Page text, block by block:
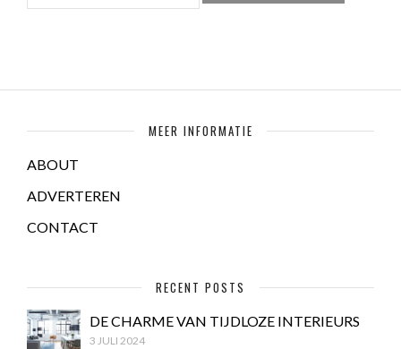
MEER INFORMATIE
ABOUT
ADVERTEREN
CONTACT
RECENT POSTS
DE CHARME VAN TIJDLOZE INTERIEURS
3 JULI 2024